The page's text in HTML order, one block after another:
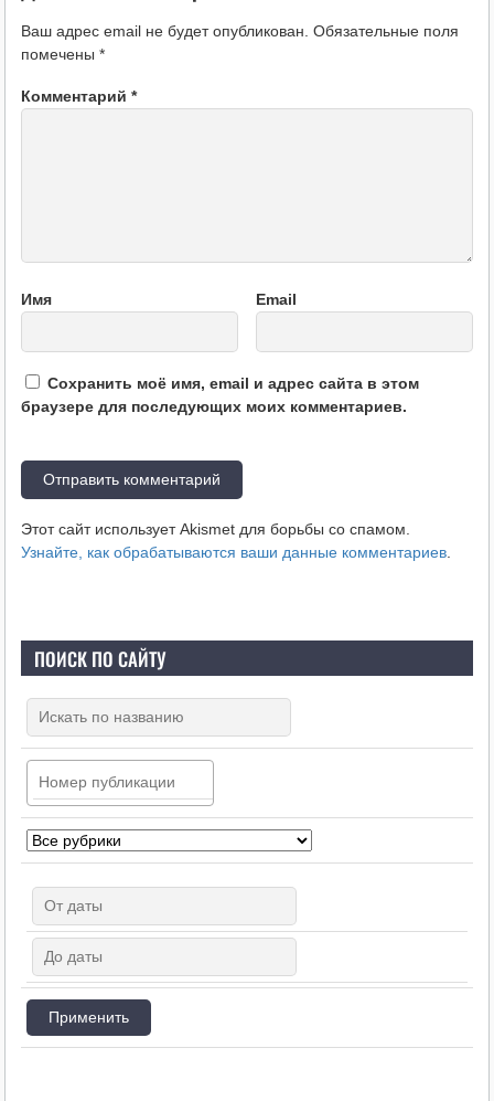
Ваш адрес email не будет опубликован. Обязательные поля
помечены *
Комментарий *
Имя Email
Сохранить моё имя, email и адрес сайта в этом
браузере для последующих моих комментариев.
Этот сайт использует Akismet для борьбы со спамом.
Узнайте, как обрабатываются ваши данные комментариев.
ПОИСК ПО САЙТУ